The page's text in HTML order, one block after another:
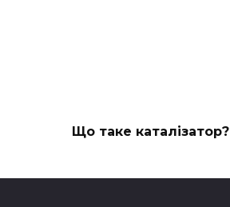
Що таке каталізатор?